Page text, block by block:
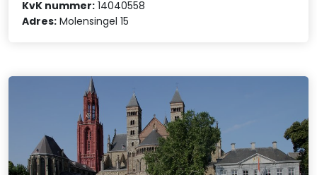
KvK nummer: 14040558
Adres: Molensingel 15